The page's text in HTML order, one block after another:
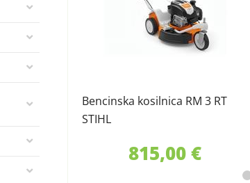
Bencinska kosilnica RM 3 RT
STIHL
815,00 €